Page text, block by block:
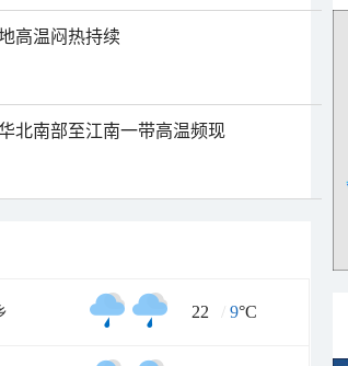
高温闷热持续
北南部至江南一带高温频现
22 / 9°C